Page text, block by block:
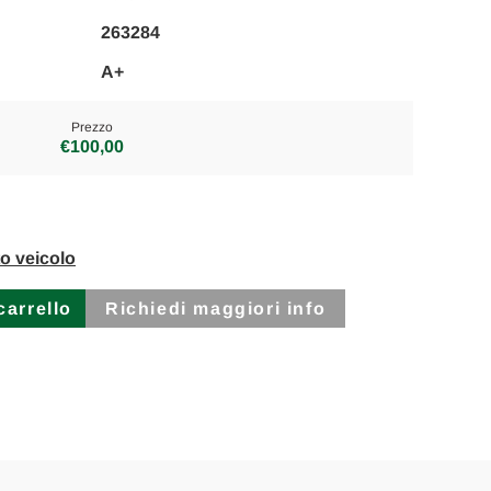
A+
263284
Prezzo
€100,00
veicolo
Richiedi maggiori info